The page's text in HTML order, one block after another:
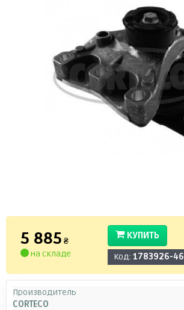
5 885 ₴
на складе
КУПИТЬ
Код: 1783926-46
Производитель
CORTECO